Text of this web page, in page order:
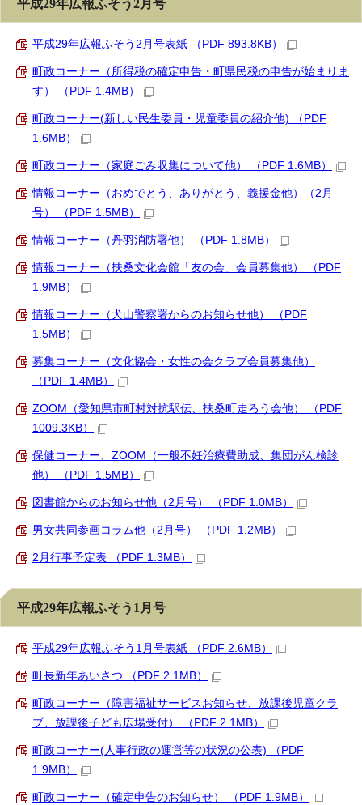
平成29年広報ふそう2月号
平成29年広報ふそう2月号表紙 （PDF 893.8KB）
町政コーナー（所得税の確定申告・町県民税の申告が始まりま
す） （PDF 1.4MB）
町政コーナー(新しい民生委員・児童委員の紹介他) （PDF
1.6MB）
町政コーナー（家庭ごみ収集について他） （PDF 1.6MB）
情報コーナー（おめでとう、ありがとう、義援金他）（2月
号） （PDF 1.5MB）
情報コーナー（丹羽消防署他） （PDF 1.8MB）
情報コーナー（扶桑文化会館「友の会」会員募集他） （PDF
1.9MB）
情報コーナー（犬山警察署からのお知らせ他） （PDF
1.5MB）
募集コーナー（文化協会・女性の会クラブ会員募集他）
（PDF 1.4MB）
ZOOM（愛知県市町村対抗駅伝、扶桑町走ろう会他） （PDF
1009.3KB）
保健コーナー、ZOOM（一般不妊治療費助成、集団がん検診
他） （PDF 1.5MB）
図書館からのお知らせ他（2月号） （PDF 1.0MB）
男女共同参画コラム他（2月号） （PDF 1.2MB）
2月行事予定表 （PDF 1.3MB）
平成29年広報ふそう1月号
平成29年広報ふそう1月号表紙 （PDF 2.6MB）
町長新年あいさつ （PDF 2.1MB）
町政コーナー（障害福祉サービスお知らせ、放課後児童クラ
ブ、放課後子ども広場受付） （PDF 2.1MB）
町政コーナー(人事行政の運営等の状況の公表) （PDF
1.9MB）
町政コーナー（確定申告のお知らせ） （PDF 1.9MB）